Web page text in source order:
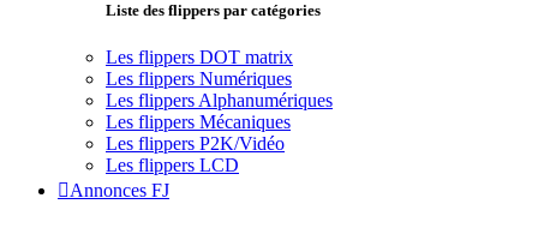
Liste des flippers par catégories
Les flippers DOT matrix
Les flippers Numériques
Les flippers Alphanumériques
Les flippers Mécaniques
Les flippers P2K/Vidéo
Les flippers LCD
Annonces FJ